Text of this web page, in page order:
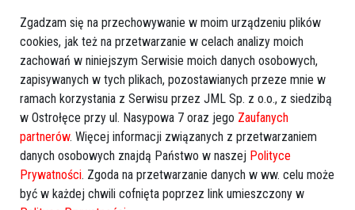
REKLAMA
Więcej o:Myszyniec,rajd pieszy,rajd rowerowy
Zgadzam się na przechowywanie w moim urządzeniu plików
cookies, jak też na przetwarzanie w celach analizy moich
zachowań w niniejszym Serwisie moich danych osobowych,
zapisywanych w tych plikach, pozostawianych przeze mnie w
ramach korzystania z Serwisu przez JML Sp. z o.o., z siedzibą
w Ostrołęce przy ul. Nasypowa 7 oraz jego Zaufanych
partnerów. Więcej informacji związanych z przetwarzaniem
danych osobowych znajdą Państwo w naszej Polityce
Prywatności. Zgoda na przetwarzanie danych w ww. celu może
być w każdej chwili cofnięta poprzez link umieszczony w